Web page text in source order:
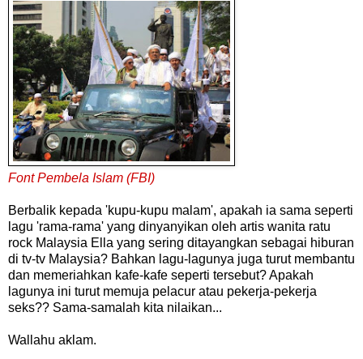
Font Pembela Islam (FBI)
Berbalik kepada 'kupu-kupu malam', apakah ia sama seperti
lagu 'rama-rama' yang dinyanyikan oleh artis wanita ratu
rock Malaysia Ella yang sering ditayangkan sebagai hiburan
di tv-tv Malaysia? Bahkan lagu-lagunya juga turut membantu
dan memeriahkan kafe-kafe seperti tersebut? Apakah
lagunya ini turut memuja pelacur atau pekerja-pekerja
seks?? Sama-samalah kita nilaikan...
Wallahu aklam.